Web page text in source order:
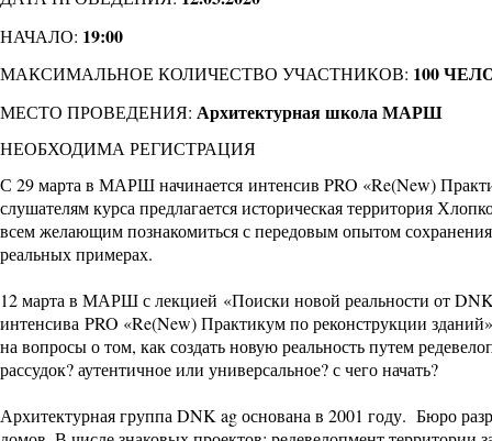
НАЧАЛО: 19:00
МАКСИМАЛЬНОЕ КОЛИЧЕСТВО УЧАСТНИКОВ: 100
МЕСТО ПРОВЕДЕНИЯ: Архитектурная школа МАРШ
НЕОБХОДИМА РЕГИСТРАЦИЯ
С 29 марта в МАРШ начинается интенсив PRO «Re(New)
слушателям курса предлагается историческая территория
всем желающим познакомиться с передовым опытом
реальных примерах.
12 марта в МАРШ с лекцией «Поиски новой реальности от
интенсива PRO «Re(New) Практикум по реконструкции
на вопросы о том, как создать новую реальность путем
рассудок? аутентичное или универсальное? с чего начать?
Архитектурная группа DNK agоснована в 2001 году. Бюро